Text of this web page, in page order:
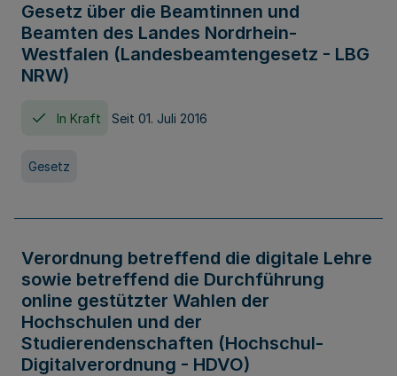
Gesetz über die Beamtinnen und
Beamten des Landes Nordrhein-
Westfalen (Landesbeamtengesetz - LBG
NRW)
In Kraft Seit 01. Juli 2016
Gesetz
Verordnung betreffend die digitale Lehre
sowie betreffend die Durchführung
online gestützter Wahlen der
Hochschulen und der
Studierendenschaften (Hochschul-
Digitalverordnung - HDVO)